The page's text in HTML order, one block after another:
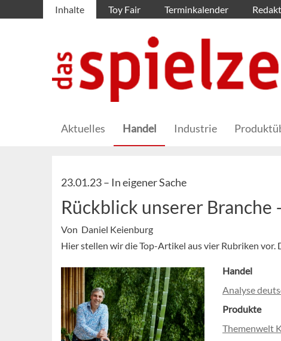
Inhalte Toy Fair Terminkalender
Aktuelles Handel Industrie
23.01.23 – In eigener Sache
Rückblick unserer Branche
Von Daniel Keienburg
Hier stellen wir die Top-Artikel aus vier Rubriken vor.
Handel
Analyse
Produkte
Themenwelt